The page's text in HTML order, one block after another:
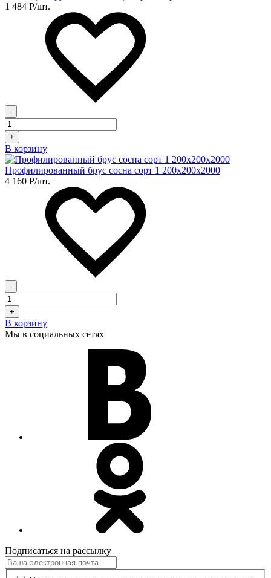
1 484 Р/шт.
-
+
В корзину
Профилированный брус сосна сорт 1 200х200х2000
4 160 Р/шт.
-
+
В корзину
Мы в социальных сетях
Подписаться на рассылку